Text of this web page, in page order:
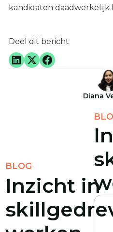
kandidaten daadwerkelijk
Deel dit bericht
Diana
BLOG
Inzicht in